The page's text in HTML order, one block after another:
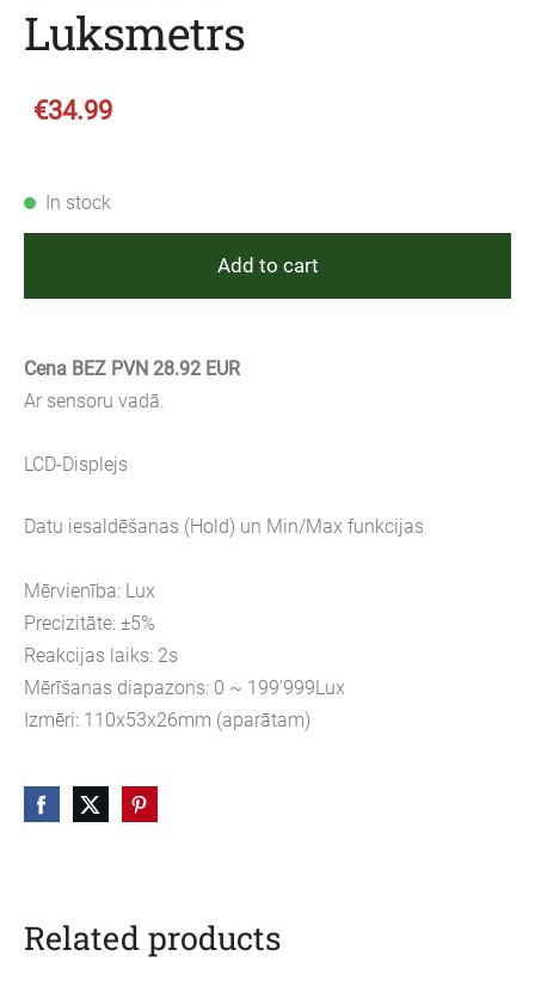
Luksmetrs
€34.99
In stock
Add to cart
Cena BEZ PVN 28.92 EUR
Ar sensoru vadā.
LCD-Displejs
Datu iesaldēšanas (Hold) un Min/Max funkcijas
Mērvienība: Lux
Precizitāte: ±5%
Reakcijas laiks: 2s
Mērīšanas diapazons: 0 ~ 199’999Lux
Izmēri: 110x53x26mm (aparātam)
Related products